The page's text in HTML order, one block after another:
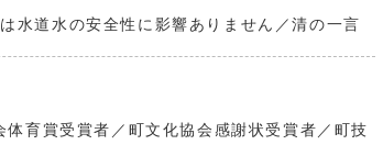
水道水の安全性に影響ありません／清の一言
育賞受賞者／町文化協会感謝状受賞者／町技